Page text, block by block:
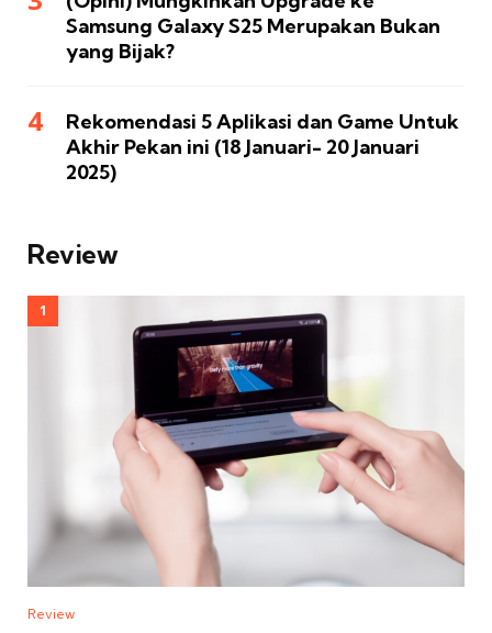
Samsung Galaxy S25 Merupakan Bukan
yang Bijak?
Rekomendasi 5 Aplikasi dan Game Untuk
Akhir Pekan ini (18 Januari- 20 Januari
2025)
Review
Review